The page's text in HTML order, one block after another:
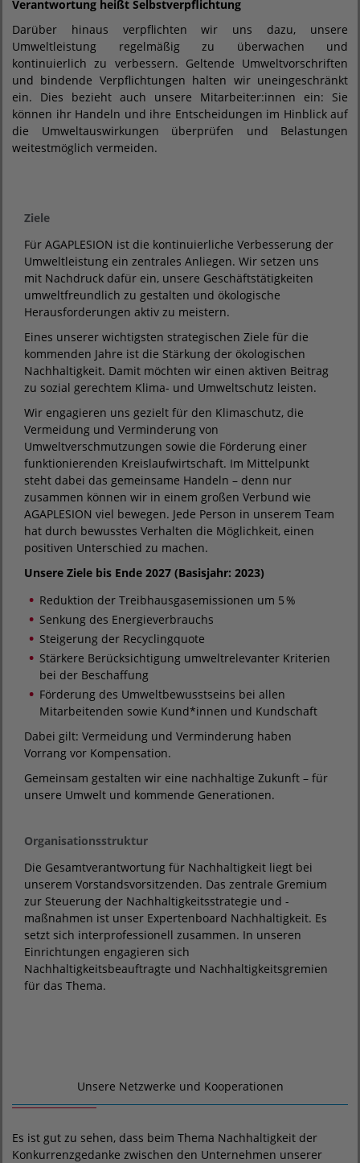
Verantwortung heißt Selbstverpflichtung
Darüber hinaus verpflichten wir uns dazu, unsere
Umweltleistung regelmäßig zu überwachen und
kontinuierlich zu verbessern. Geltende Umweltvorschriften
und bindende Verpflichtungen halten wir uneingeschränkt
ein. Dies bezieht auch unsere Mitarbeiter:innen ein: Sie
können ihr Handeln und ihre Entscheidungen im Hinblick auf
die Umweltauswirkungen überprüfen und Belastungen
weitestmöglich vermeiden.
Ziele
Für AGAPLESION ist die kontinuierliche Verbesserung der
Umweltleistung ein zentrales Anliegen. Wir setzen uns
mit Nachdruck dafür ein, unsere Geschäftstätigkeiten
umweltfreundlich zu gestalten und ökologische
Herausforderungen aktiv zu meistern.
Eines unserer wichtigsten strategischen Ziele für die
kommenden Jahre ist die Stärkung der ökologischen
Nachhaltigkeit. Damit möchten wir einen aktiven Beitrag
zu sozial gerechtem Klima- und Umweltschutz leisten.
Wir engagieren uns gezielt für den Klimaschutz, die
Vermeidung und Verminderung von
Umweltverschmutzungen sowie die Förderung einer
funktionierenden Kreislaufwirtschaft. Im Mittelpunkt
steht dabei das gemeinsame Handeln – denn nur
zusammen können wir in einem großen Verbund wie
AGAPLESION viel bewegen. Jede Person in unserem Team
hat durch bewusstes Verhalten die Möglichkeit, einen
positiven Unterschied zu machen.
Unsere Ziele bis Ende 2027 (Basisjahr: 2023)
Reduktion der Treibhausgasemissionen um 5 %
Senkung des Energieverbrauchs
Steigerung der Recyclingquote
Stärkere Berücksichtigung umweltrelevanter Kriterien
bei der Beschaffung
Förderung des Umweltbewusstseins bei allen
Mitarbeitenden sowie Kund*innen und Kundschaft
Dabei gilt: Vermeidung und Verminderung haben
Vorrang vor Kompensation.
Gemeinsam gestalten wir eine nachhaltige Zukunft – für
unsere Umwelt und kommende Generationen.
Organisationsstruktur
Die Gesamtverantwortung für Nachhaltigkeit liegt bei
unserem Vorstandsvorsitzenden. Das zentrale Gremium
zur Steuerung der Nachhaltigkeitsstrategie und -
maßnahmen ist unser Expertenboard Nachhaltigkeit. Es
setzt sich interprofessionell zusammen. In unseren
Einrichtungen engagieren sich
Nachhaltigkeitsbeauftragte und Nachhaltigkeitsgremien
für das Thema.
Unsere Netzwerke und Kooperationen
Es ist gut zu sehen, dass beim Thema Nachhaltigkeit der
Konkurrenzgedanke zwischen den Unternehmen unserer